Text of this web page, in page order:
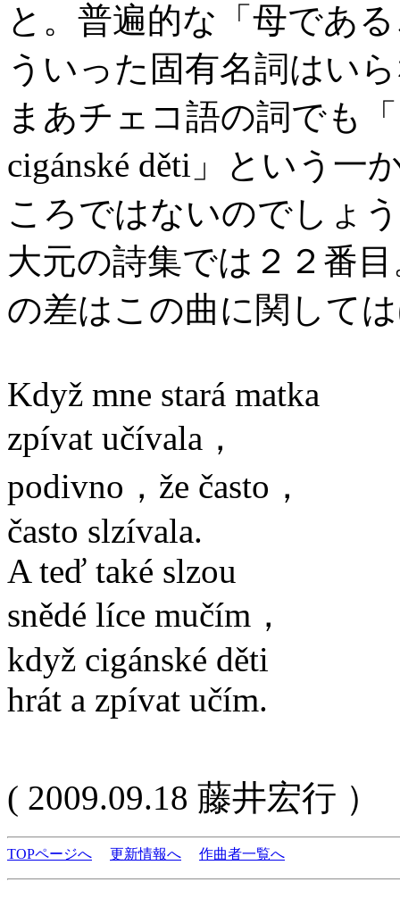
と。普遍的な「母であ
ういった固有名詞はい
まあチェコ語の詞でも
cigánské děti」という一
ころではないのでしょ
大元の詩集では２２番
の差はこの曲に関して
Když mne stará matka
zpívat učívala，
podivno，že často，
často slzívala.
A teď také slzou
snědé líce mučím，
když cigánské děti
hrát a zpívat učím.
( 2009.09.18 藤井宏行 ）
TOPページへ 更新情報へ 作曲者一覧へ